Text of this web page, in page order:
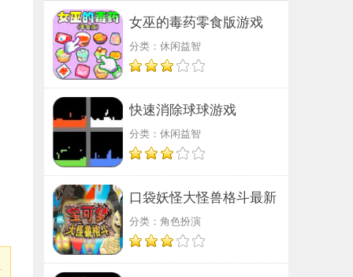
女巫的毒药零食版游戏
分类：休闲益智
快速消除球球游戏
分类：休闲益智
口袋妖怪大怪兽格斗最新
版
分类：角色扮演